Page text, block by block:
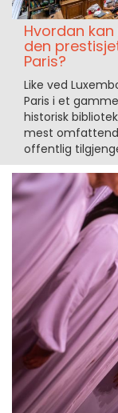
Hvordan
den
Paris?
Like ved
Paris i et
historisk
mest
offentlig